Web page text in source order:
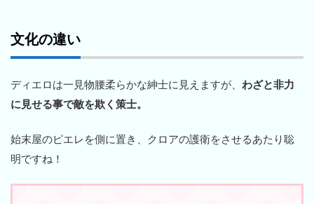
文化の違い
ディエロは一見物腰柔らかな紳士に見えますが、 わざと非力
に見せる事で敵を欺く策士。
始末屋のピエレを側に置き、クロアの護衛をさせるあたり聡
明ですね！